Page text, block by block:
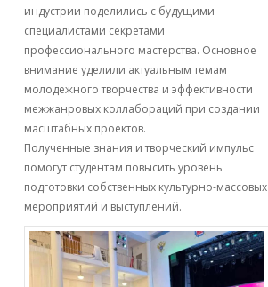
индустрии поделились с будущими
специалистами секретами
профессионального мастерства. Основное
внимание уделили актуальным темам
молодежного творчества и эффективности
межжанровых коллабораций при создании
масштабных проектов.
Полученные знания и творческий импульс
помогут студентам повысить уровень
подготовки собственных культурно-массовых
мероприятий и выступлений.